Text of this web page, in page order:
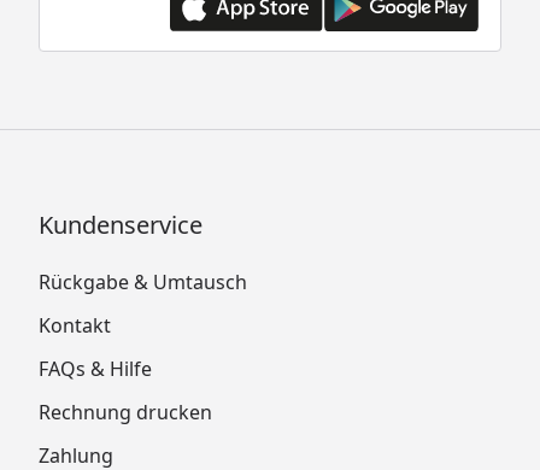
Kundenservice
Rückgabe & Umtausch
Kontakt
FAQs & Hilfe
Rechnung drucken
Zahlung